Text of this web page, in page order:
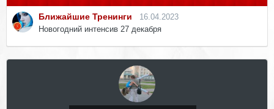
Ближайшие Тренинги
16.04.2023
Новогодний интенсив 27 декабря